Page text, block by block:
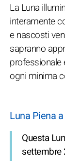
La Luna
interamente
e nascosti
sapranno
professionale
ogni minima
Luna Piena
Questa
settembre